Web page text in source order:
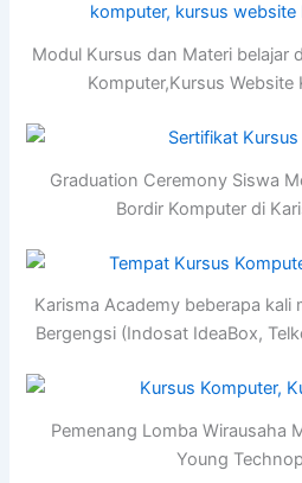
Modul Kursus dan Materi belajar
Komputer,Kursus Website
Graduation Ceremony Siswa
Bordir Komputer di
Karisma Academy beberapa kali
Bergengsi (Indosat IdeaBox,
Pemenang Lomba Wirausaha
Young